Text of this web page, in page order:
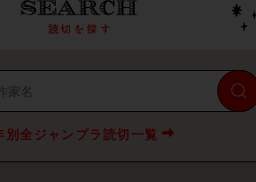
別全ジャンプラ読切一覧